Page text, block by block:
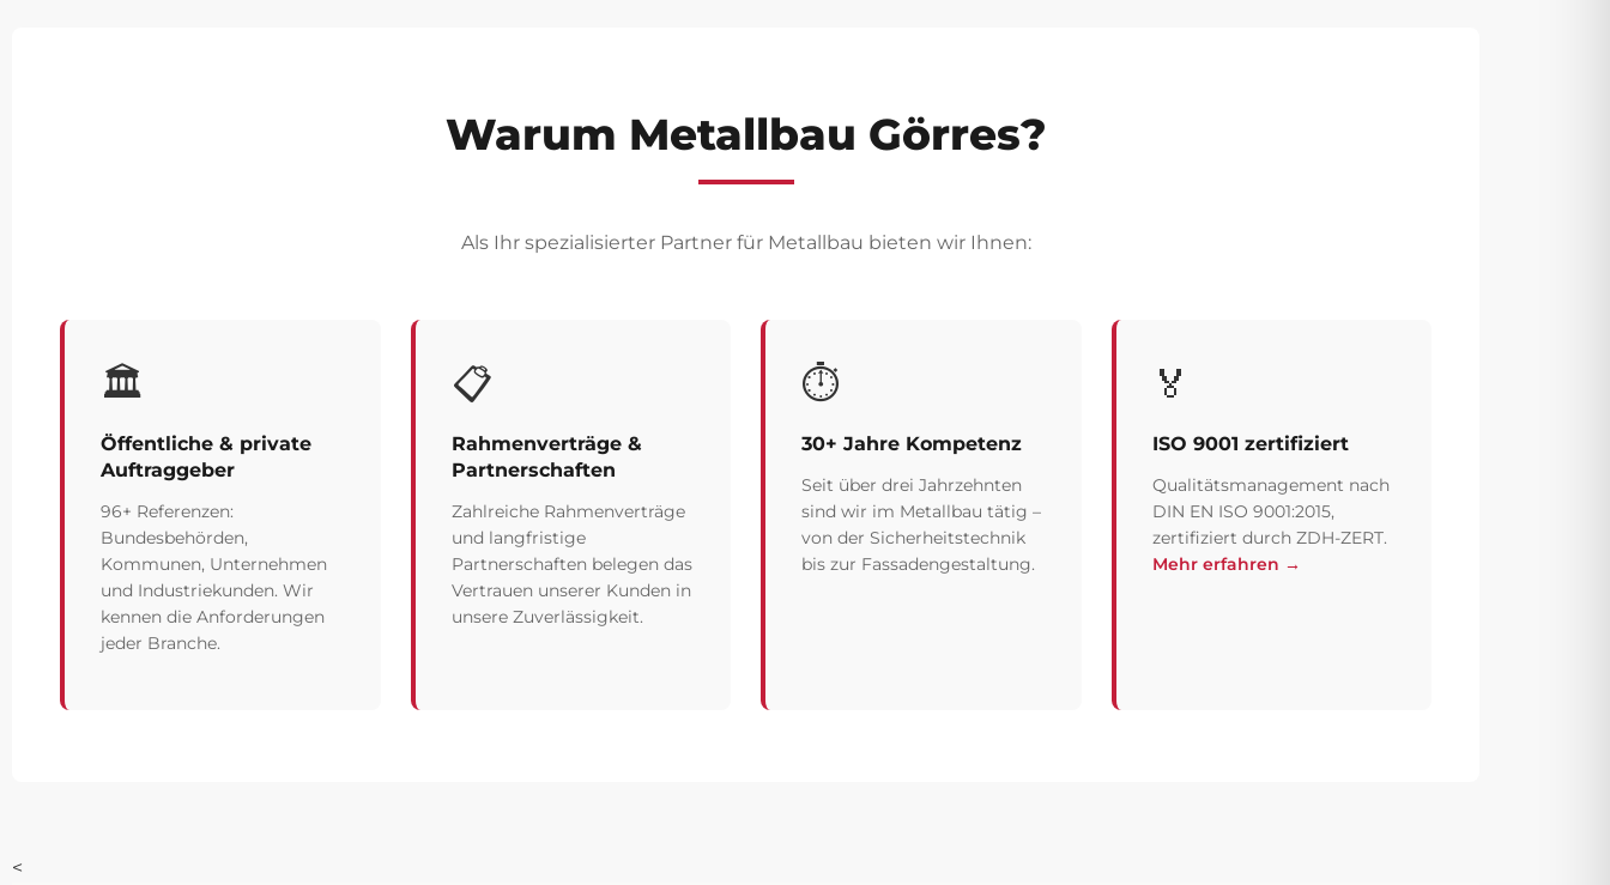
Warum Metallbau Görres?
Als Ihr spezialisierter Partner für Metallbau bieten wir Ihnen:
🏛️
Öffentliche & private
Auftraggeber
96+ Referenzen:
Bundesbehörden,
Kommunen, Unternehmen
und Industriekunden. Wir
kennen die Anforderungen
jeder Branche.
📋
Rahmenverträge &
Partnerschaften
Zahlreiche Rahmenverträge
und langfristige
Partnerschaften belegen das
Vertrauen unserer Kunden in
unsere Zuverlässigkeit.
⏱️
30+ Jahre Kompetenz
Seit über drei Jahrzehnten
sind wir im Metallbau tätig –
von der Sicherheitstechnik
bis zur Fassadengestaltung.
🏅
ISO 9001 zertifiziert
Qualitätsmanagement nach
DIN EN ISO 9001:2015,
zertifiziert durch ZDH-ZERT.
Mehr erfahren →
<